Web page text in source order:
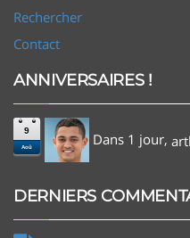
Rechercher
Contact
ANNIVERSAIRES !
9
Aoû Dans 1 jour,
DERNIERS